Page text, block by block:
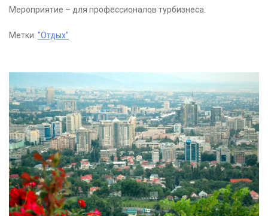
Мероприятие – для профессионалов турбизнеса.
Метки: "Отдых"